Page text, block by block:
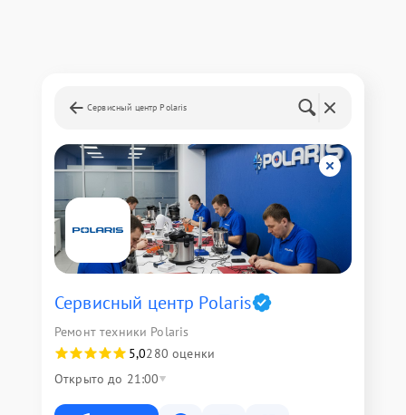
Сервисный центр Polaris
Сервисный центр Polaris
Ремонт техники Polaris
5,0280 оценки
Открыто до 21:00